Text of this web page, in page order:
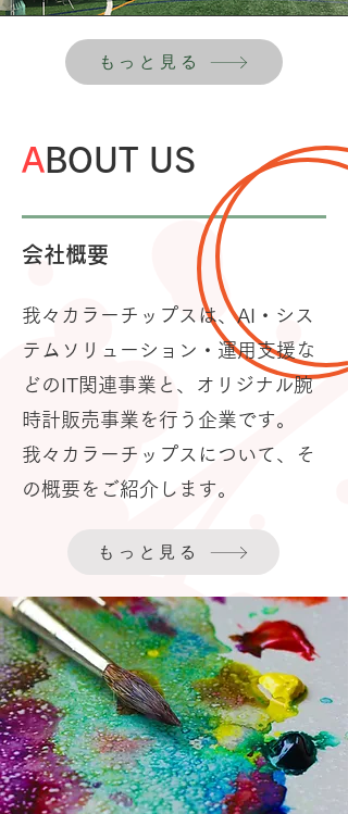
もっと見る
A BOUT US
会社概要
我々カラーチップスは、AI・シス
テムソリューション・運用支援な
どのIT関連事業と、オリジナル腕
時計販売事業を行う企業です。
​我々カラーチップスについて、そ
の概要をご紹介します。
もっと見る